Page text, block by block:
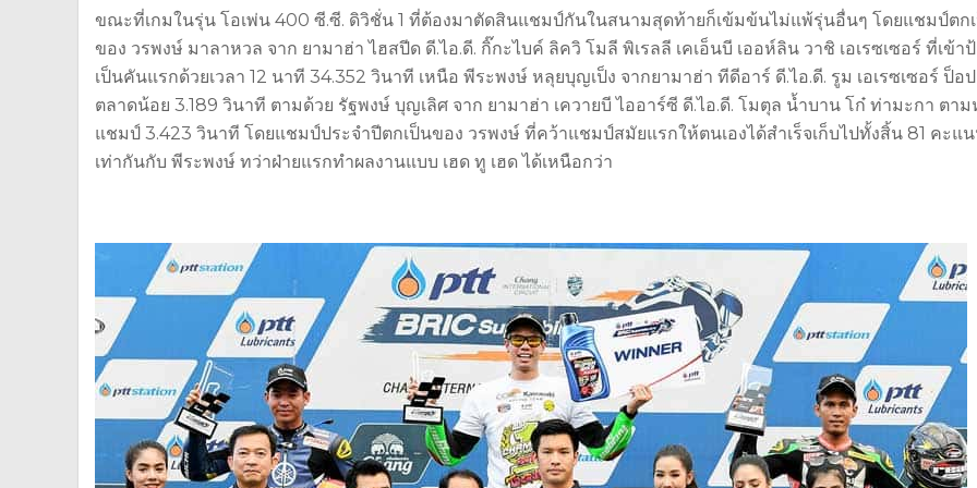
ขณะที่เกมในรุ่น โอเพ่น 400 ซี.ซี. ดิวิชั่น 1 ที่ต้องมาตัดสินแชมป์กันในสนามสุดท้ายก็เข้มข้นไม่แพ้รุ่นอื่นๆ โดยแชมป์ตก
ของ วรพงษ์ มาลาหวล จาก ยามาฮ่า ไฮสปีด ดี.ไอ.ดี. กิ๊กะไบค์ ลิควิ โมลี พิเรลลี เคเอ็นบี เออห์ลิน วาชิ เอเรซเซอร์ ที่เข้า
เป็นคันแรกด้วยเวลา 12 นาที 34.352 วินาที เหนือ พีระพงษ์ หลุยบุญเป็ง จากยามาฮ่า ทีดีอาร์ ดี.ไอ.ดี. รูม เอเรซเซอร์ ป็อป
ตลาดน้อย 3.189 วินาที ตามด้วย รัฐพงษ์ บุญเลิศ จาก ยามาฮ่า เควายบี ไออาร์ซี ดี.ไอ.ดี. โมตุล น้ำบาน โก๋ ท่ามะกา ตาม
แชมป์ 3.423 วินาที โดยแชมป์ประจำปีตกเป็นของ วรพงษ์ ที่คว้าแชมป์สมัยแรกให้ตนเองได้สำเร็จเก็บไปทั้งสิ้น 81 คะแ
เท่ากันกับ พีระพงษ์ ทว่าฝ่ายแรกทำผลงานแบบ เฮด ทู เฮด ได้เหนือกว่า